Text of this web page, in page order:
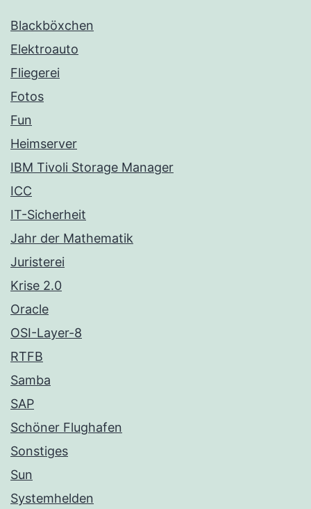
Blackböxchen
Elektroauto
Fliegerei
Fotos
Fun
Heimserver
IBM Tivoli Storage Manager
ICC
IT-Sicherheit
Jahr der Mathematik
Juristerei
Krise 2.0
Oracle
OSI-Layer-8
RTFB
Samba
SAP
Schöner Flughafen
Sonstiges
Sun
Systemhelden